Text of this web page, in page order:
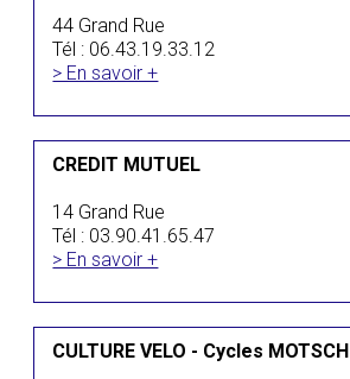
44 Grand Rue
Tél : 06.43.19.33.12
> En savoir +
CREDIT MUTUEL
14 Grand Rue
Tél : 03.90.41.65.47
> En savoir +
CULTURE VELO - Cycles MOTSCH